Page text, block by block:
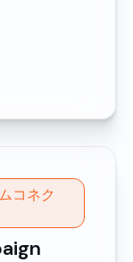
コネク